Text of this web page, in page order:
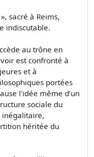
sacré à Reims,
indiscutable.
au trône en
est confronté à
et à
portées
l'idée même d’un
sociale du
héritée du